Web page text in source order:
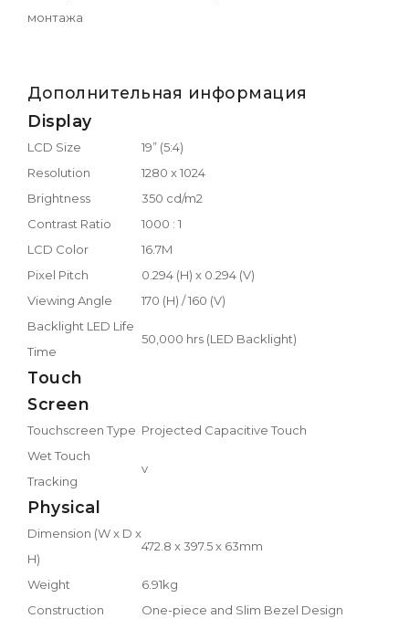
монтажа
Дополнительная информация
Display
LCD Size
19” (5:4)
Resolution
1280 x 1024
Brightness
350 cd/m2
Contrast Ratio
1000 : 1
LCD Color
16.7M
Pixel Pitch
0.294 (H) x 0.294 (V)
Viewing Angle
170 (H) / 160 (V)
Backlight LED Life
Time
50,000 hrs (LED Backlight)
Touch
Screen
Touchscreen Type Projected Capacitive Touch
Wet Touch
Tracking
v
Physical
Dimension (W x D x
H)
472.8 x 397.5 x 63mm
Weight
6.91kg
Construction
One-piece and Slim Bezel Design